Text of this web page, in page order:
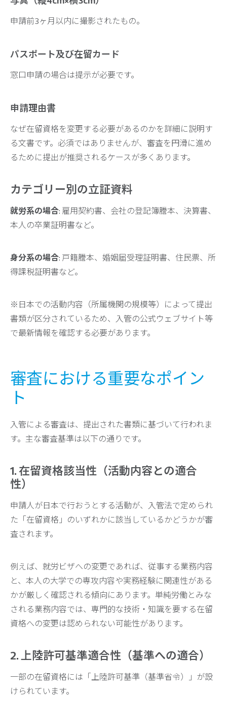
申請前3ヶ月以内に撮影されたもの。
パスポート及び在留カード
窓口申請の場合は提示が必要です。
申請理由書
なぜ在留資格を変更する必要があるのかを詳細に説明す
る文書です。必須ではありませんが、審査を円滑に進め
るために提出が推奨されるケースが多くあります。
カテゴリー別の立証資料
就労系の場合: 雇用契約書、会社の登記簿謄本、決算書、
本人の卒業証明書など。
身分系の場合: 戸籍謄本、婚姻届受理証明書、住民票、所
得課税証明書など。
※日本での活動内容（所属機関の規模等）によって提出
書類が区分されているため、入管の公式ウェブサイト等
で最新情報を確認する必要があります。
審査における重要なポイン
ト
入管による審査は、提出された書類に基づいて行われま
す。主な審査基準は以下の通りです。
1. 在留資格該当性（活動内容との適合
性）
申請人が日本で行おうとする活動が、入管法で定められ
た「在留資格」のいずれかに該当しているかどうかが審
査されます。
例えば、就労ビザへの変更であれば、従事する業務内容
と、本人の大学での専攻内容や実務経験に関連性がある
かが厳しく確認される傾向にあります。単純労働とみな
される業務内容では、専門的な技術・知識を要する在留
資格への変更は認められない可能性があります。
2. 上陸許可基準適合性（基準への適合）
一部の在留資格には「上陸許可基準（基準省令）」が設
けられています。